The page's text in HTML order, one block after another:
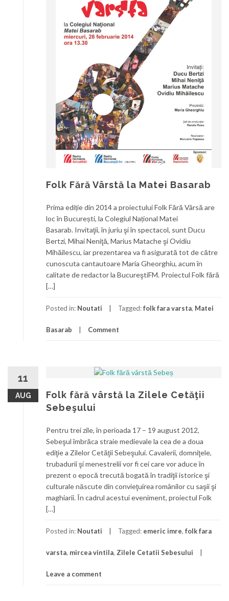
Folk Fără Vârstă la Matei Basarab
Prima ediție din 2014 a proiectului Folk Fără Vârsă are
loc în București, la Colegiul Național Matei
Basarab. Invitaţii, în juriu şi în spectacol, sunt Ducu
Bertzi, Mihai Neniţă, Marius Matache şi Ovidiu
Mihăilescu, iar prezentarea va fi asigurată tot de către
cunoscuta cantautoare Maria Gheorghiu, acum în
calitate de redactor la BucureştiFM. Proiectul Folk fără
[…]
Posted in: Noutati Tagged:folk fara varsta, Matei
Basarab Comment
11
AUG
Folk fără vârstă la Zilele Cetăţii
Sebeşului
Pentru trei zile, în perioada 17 – 19 august 2012,
Sebeşul îmbrăca straie medievale la cea de a doua
ediţie a Zilelor Cetăţii Sebeşului. Cavalerii, domniţele,
trubadurii şi menestrelii vor fi cei care vor aduce în
prezent o epocă trecută bogată în tradiţii istorice şi
culturale născute din convieţuirea românilor cu saşii şi
maghiarii. În cadrul acestui eveniment, proiectul Folk
[…]
Posted in: Noutati Tagged: emeric imre, folk fara
varsta, mircea vintila, Zilele Cetatii Sebesului
Leave a comment